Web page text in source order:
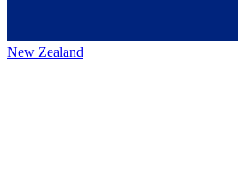
New Zealand